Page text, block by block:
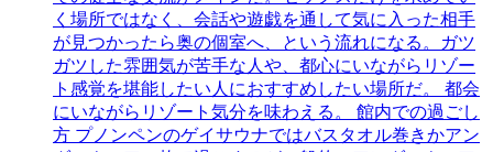
く場所ではなく、会話や遊戯を通して気に入った相手
が見つかったら奥の個室へ、という流れになる。ガツ
ガツした雰囲気が苦手な人や、都心にいながらリゾー
ト感覚を堪能したい人におすすめしたい場所だ。 都会
にいながらリゾート気分を味わえる。 館内での過ごし
方 プノンペンのゲイサウナではバスタオル巻きかアン